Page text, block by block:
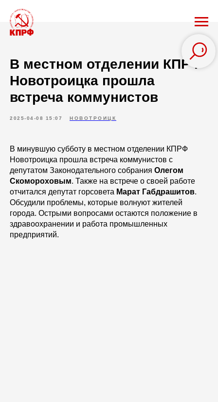
В местном отделении КПРФ
Новотроицка прошла
встреча коммунистов
2025-04-08 15:07 НОВОТРОИЦК
В минувшую субботу в местном отделении КПРФ
Новотроицка прошла встреча коммунистов с
депутатом Законодательного собрания Олегом
Скомороховым. Также на встрече о своей работе
отчитался депутат горсовета Марат Габдрашитов.
Обсудили проблемы, которые волнуют жителей
города. Острыми вопросами остаются положение в
здравоохранении и работа промышленных
предприятий.